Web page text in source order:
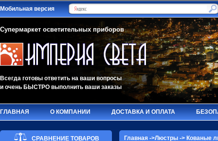
Мобильная версия
Супермаркет осветительных приборов
Всегда готовы ответить на ваши вопросы
и очень БЫСТРО выполнить ваши заказы
ГЛАВНАЯ О КОМПАНИИ ДОСТАВКА И ОПЛАТА
Главная ->Люстры -> Кованые
СРАВНЕНИЕ ТОВАРОВ